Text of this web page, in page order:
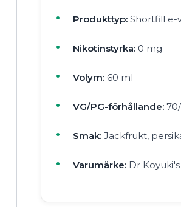
Produkttyp: Shortfill e-
Nikotinstyrka: 0 mg
Volym: 60 ml
VG/PG-förhållande:
Smak: Jackfrukt,
Varumärke: Dr